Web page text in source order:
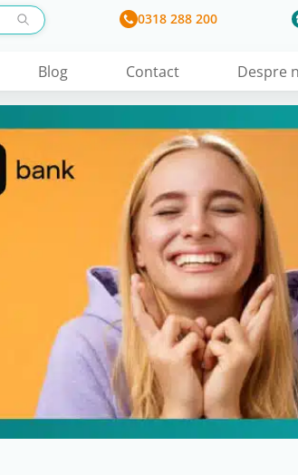
0318 288 200
Blog Contact Despre